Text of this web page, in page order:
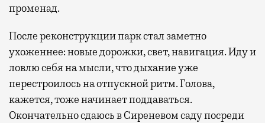
променад.
После реконструкции парк стал заметно
ухоженнее: новые дорожки, свет, навигация. Иду и
ловлю себя на мысли, что дыхание уже
перестроилось на отпускной ритм. Голова,
кажется, тоже начинает поддаваться.
Окончательно сдаюсь в Сиреневом саду посреди